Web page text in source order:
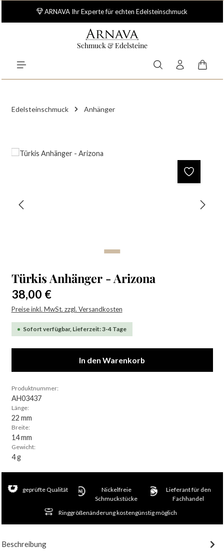
Zum Hauptinhalt springen
ARNAVA Ihr Experte für echten Edelsteinschmuck
Schmuck & Edelsteine
Edelsteinschmuck Anhänger
Bildergalerie überspringen
Türkis Anhänger - Arizona
Regulärer Preis:
38,00 €
Preise inkl. MwSt. zzgl. Versandkosten
Sofort verfügbar, Lieferzeit: 3-4 Tage
In den Warenkorb
Produktnummer:
AH03437
Länge:
22 mm
Breite:
14 mm
Gewicht:
4 g
geprüfte Qualität
Nickelfreie
Schmuckstücke
Lieferant für den
Fachhandel
Ringgrößenänderung kostengünstig möglich
Beschreibung